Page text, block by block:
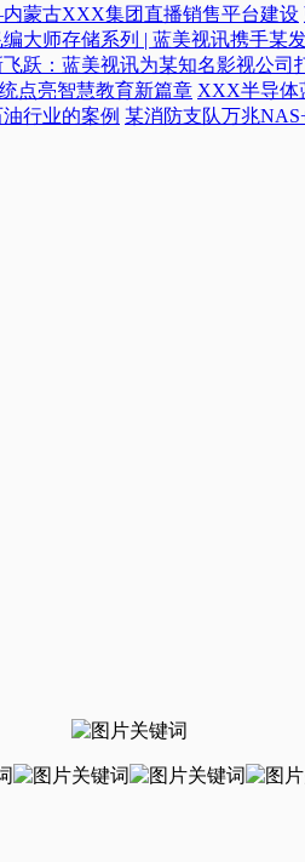
古XXX集团直播销售平台建设
编大师存储系列 | 蓝美视讯携手某
跃：蓝美视讯为某知名影视公司
点亮智慧教育新篇章 XXX半导体
行业的案例 某消防支队万兆